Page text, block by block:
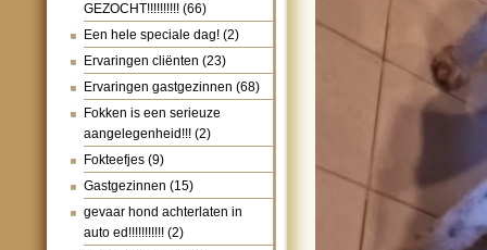
GEZOCHT!!!!!!!!!! (66)
Een hele speciale dag! (2)
Ervaringen cliënten (23)
Ervaringen gastgezinnen (68)
Fokken is een serieuze
aangelegenheid!!! (2)
Fokteefjes (9)
Gastgezinnen (15)
gevaar hond achterlaten in
auto ed!!!!!!!!!!! (2)